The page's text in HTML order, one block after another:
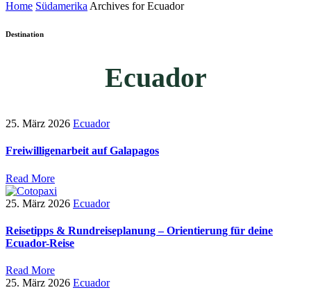
Home Südamerika Archives for Ecuador
Destination
Ecuador
25. März 2026 Ecuador
Freiwilligenarbeit auf Galapagos
Read More
25. März 2026 Ecuador
Reisetipps & Rundreiseplanung – Orientierung für deine
Ecuador-Reise
Read More
25. März 2026 Ecuador